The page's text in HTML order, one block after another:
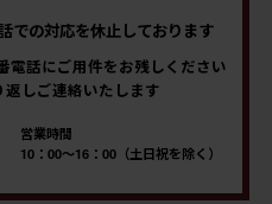
での対応を休止しております
電話にご用件をお残しください
しご連絡いたします
営業時間
10：00～16：00（土日祝を除く）